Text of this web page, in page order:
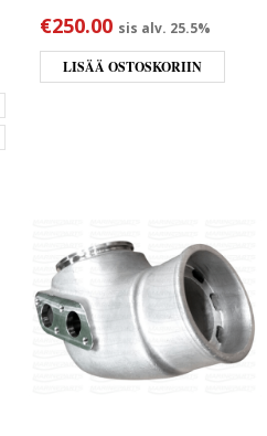
€250.00 sis alv. 25.5%
LISÄÄ OSTOSKORIIN